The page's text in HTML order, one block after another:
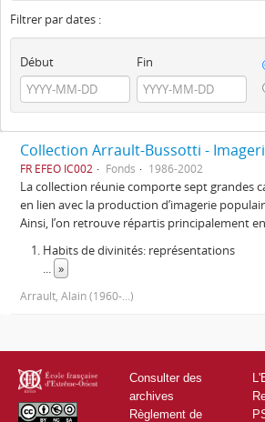
Filtrer par dates :
Début Fin
FR EFEO IC002 Fonds 1986-2002
La collection réunie comporte sept grandes
en lien avec la production d’imagerie
Ainsi, l’on retrouve répartis principalement
Habits de divinités: représentations
... »
Arrault, Alain (1960-...)
Consulter des
archives
Règlement de